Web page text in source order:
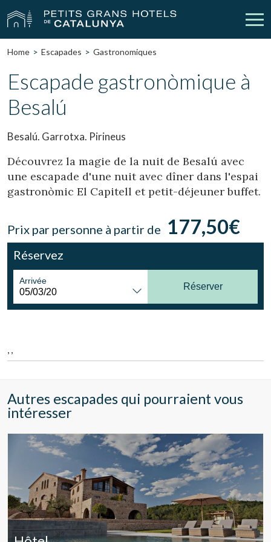
Nos Hôtels Escapades
Mariages
Chèques Cadeau
Contact Má réservation
person Créer un compte
Home Escapades Gastronomiques
Escapade gastronòmique à
Besalú
Besalú. Garrotxa. Pirineus
Découvrez la magie de la nuit de Besalú avec
une escapade d'une nuit avec dîner dans l'espai
gastronòmic El Capitell et petit-déjeuner buffet.
Prix par personne à partir de 177,50€
Réservez
Arrivée
Réserver
, ,
Autres escapades qui pourraient vous
intéresser